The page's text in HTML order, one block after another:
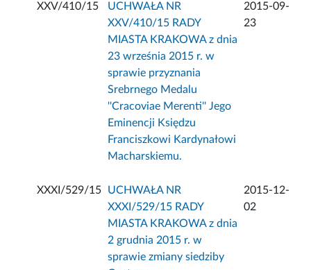
XXV/410/15
UCHWAŁA NR
XXV/410/15 RADY
MIASTA KRAKOWA z dnia
23 września 2015 r. w
sprawie przyznania
Srebrnego Medalu
''Cracoviae Merenti'' Jego
Eminencji Księdzu
Franciszkowi Kardynałowi
Macharskiemu.
2015-09-
23
XXXI/529/15
UCHWAŁA NR
XXXI/529/15 RADY
MIASTA KRAKOWA z dnia
2 grudnia 2015 r. w
sprawie zmiany siedziby
2015-12-
02